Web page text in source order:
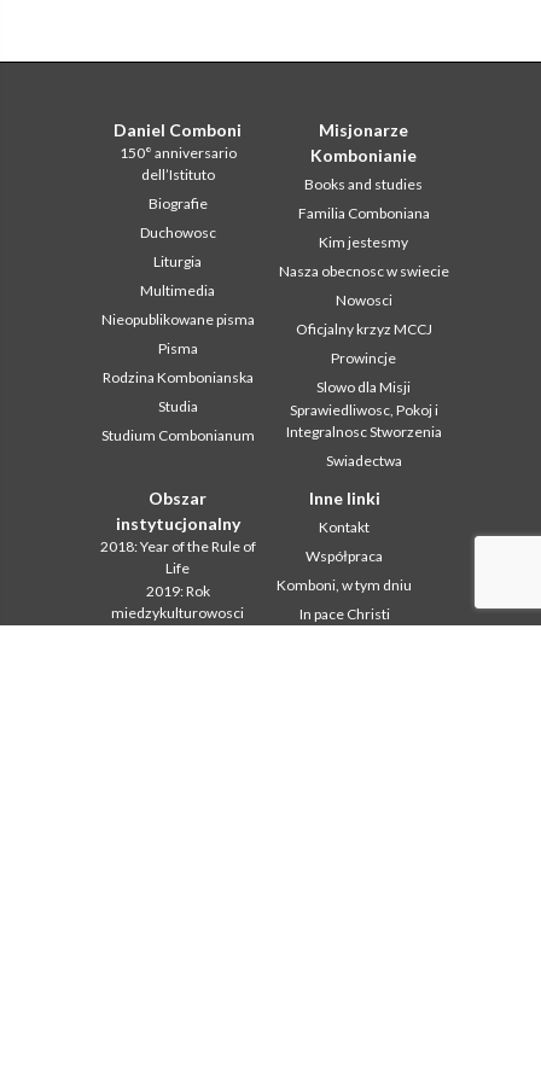
Daniel Comboni
150° anniversario
dell’Istituto
Biografie
Duchowosc
Liturgia
Multimedia
Nieopublikowane pisma
Pisma
Rodzina Kombonianska
Studia
Studium Combonianum
Misjonarze
Kombonianie
Books and studies
Familia Comboniana
Kim jestesmy
Nasza obecnosc w swiecie
Nowosci
Oficjalny krzyz MCCJ
Prowincje
Slowo dla Misji
Sprawiedliwosc, Pokoj i
Integralnosc Stworzenia
Swiadectwa
Obszar
instytucjonalny
2018: Year of the Rule of
Life
2019: Rok
miedzykulturowosci
Inne linki
Kontakt
Współpraca
Komboni, w tym dniu
In pace Christi